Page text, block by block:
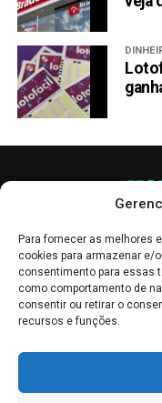
Para fornecer as melhores
cookies para armazenar e/
consentimento para essas
como comportamento de
consentir ou retirar o
recursos e funções.
informativo, servindo
interpretadas como